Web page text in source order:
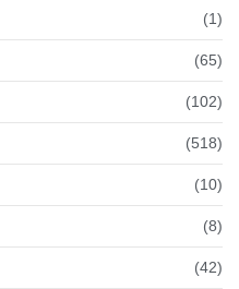
(1)
(65)
(102)
(518)
(10)
(8)
(42)